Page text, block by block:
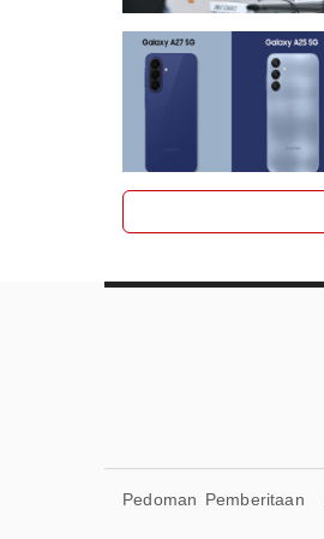
Pedoman Pemberitaan